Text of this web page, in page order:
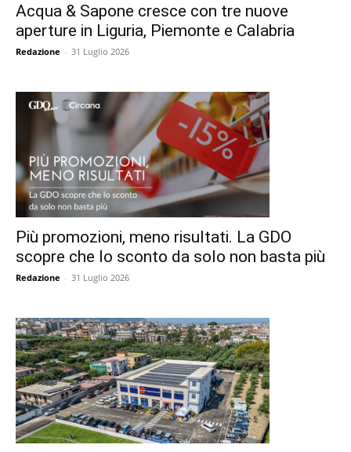
Acqua & Sapone cresce con tre nuove
aperture in Liguria, Piemonte e Calabria
Redazione - 31 Luglio 2026
Più promozioni, meno risultati. La GDO
scopre che lo sconto da solo non basta più
Redazione - 31 Luglio 2026